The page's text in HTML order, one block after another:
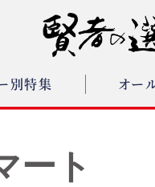
別特集 オー
ート